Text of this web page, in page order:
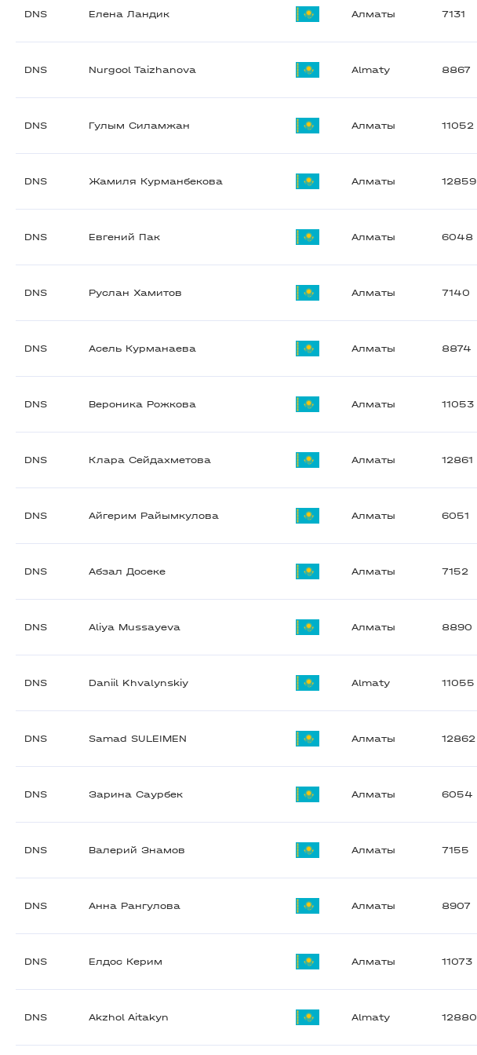
DNS Елена Ландик Алматы 7131
DNS Nurgool Taizhanova Almaty 8867
DNS Гулым Силамжан Алматы 11052
DNS Жамиля Курманбекова Алматы 12859
DNS Евгений Пак Алматы 6048
DNS Руслан Хамитов Алматы 7140
DNS Асель Курманаева Алматы 8874
DNS Вероника Рожкова Алматы 11053
DNS Клара Сейдахметова Алматы 12861
DNS Айгерим Райымкулова Алматы 6051
DNS Абзал Досеке Алматы 7152
DNS Aliya Mussayeva Алматы 8890
DNS Daniil Khvalynskiy Almaty 11055
DNS Samad SULEIMEN Алматы 12862
DNS Зарина Саурбек Алматы 6054
DNS Валерий Знамов Алматы 7155
DNS Анна Рангулова Алматы 8907
DNS Елдос Керим Алматы 11073
DNS Akzhol Aitakyn Almaty 12880